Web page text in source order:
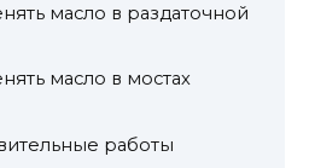
масло в раздаточной
масло в мостах
работы